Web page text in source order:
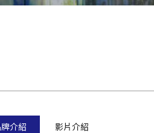
介紹 影片介紹